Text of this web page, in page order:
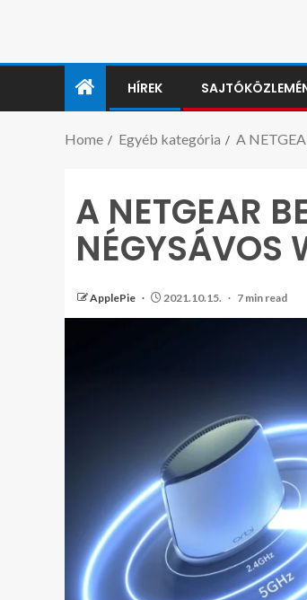
HÍREK
Home Egyéb kategória A
A NETGEAR
NÉGYSÁVOS
ApplePie 2021.10.15. 7 min read